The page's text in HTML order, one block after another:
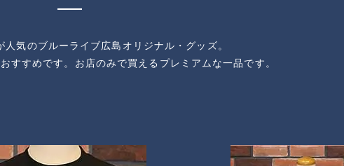
人気のブルーライブ広島オリジナル・グッズ。
すすめです。お店のみで買えるプレミアムな一品です。